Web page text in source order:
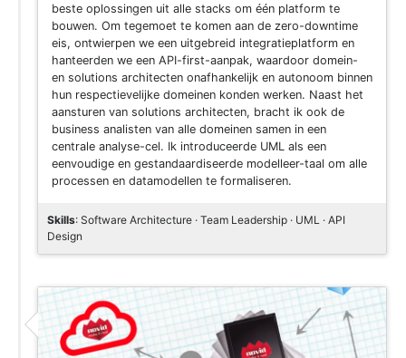
beste oplossingen uit alle stacks om één platform te
bouwen. Om tegemoet te komen aan de zero-downtime
eis, ontwierpen we een uitgebreid integratieplatform en
hanteerden we een API-first-aanpak, waardoor domein-
en solutions architecten onafhankelijk en autonoom binnen
hun respectievelijke domeinen konden werken. Naast het
aansturen van solutions architecten, bracht ik ook de
business analisten van alle domeinen samen in een
centrale analyse-cel. Ik introduceerde UML als een
eenvoudige en gestandaardiseerde modelleer-taal om alle
processen en datamodellen te formaliseren.
Skills: Software Architecture · Team Leadership · UML · API
Design
Project